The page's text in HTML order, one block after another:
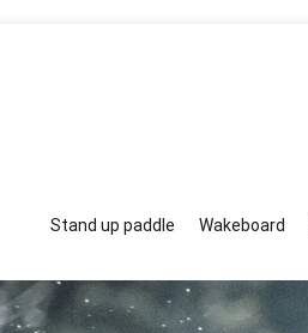
Stand up paddle Wakeboard